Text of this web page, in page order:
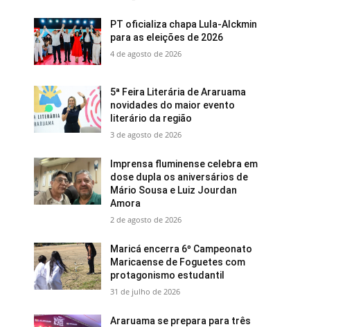
PT oficializa chapa Lula-Alckmin
para as eleições de 2026
4 de agosto de 2026
5ª Feira Literária de Araruama
novidades do maior evento
literário da região
3 de agosto de 2026
Imprensa fluminense celebra em
dose dupla os aniversários de
Mário Sousa e Luiz Jourdan
Amora
2 de agosto de 2026
Maricá encerra 6º Campeonato
Maricaense de Foguetes com
protagonismo estudantil
31 de julho de 2026
Araruama se prepara para três